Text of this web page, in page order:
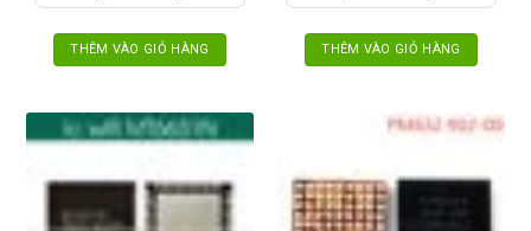
THÊM VÀO GIỎ HÀNG THÊM VÀO GIỎ HÀNG